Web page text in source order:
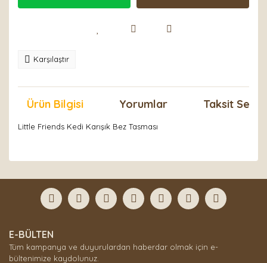
Karşılaştır
Ürün Bilgisi Yorumlar Taksit
Little Friends Kedi Karışık Bez Tasması
Yorum Yaz
formunu kullanarak tarafımıza iletebilirsiniz.
Görüş ve önerileriniz için teşekkür ederiz.
Ürün açıklamasında eksik bilgiler bulunuyor.
Ürün bilgilerinde hatalar bulunuyor.
E-BÜLTEN
Tüm kampanya ve duyurulardan haberdar olmak için e-
bültenimize kaydolunuz.